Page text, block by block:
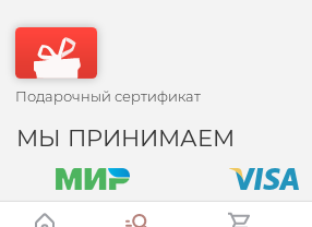
Подарочный сертификат
МЫ ПРИНИМАЕМ